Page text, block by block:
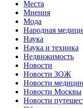
Места
Мнения
Мода
Народная
Наука
Наука и техника
Недвижимость
Новости
Новости ЗОЖ
Новости
Новости Москвы
Новости